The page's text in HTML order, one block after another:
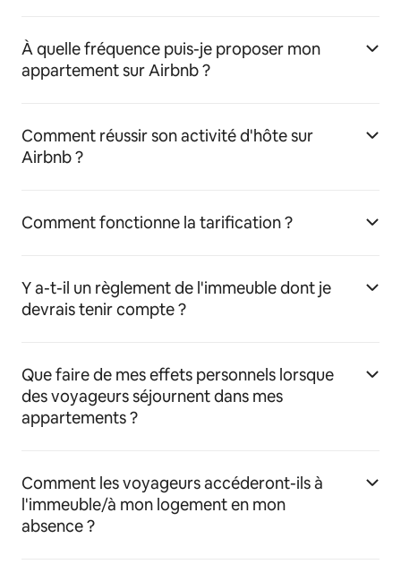
À quelle fréquence puis-je proposer mon
appartement sur Airbnb ?
Comment réussir son activité d'hôte sur
Airbnb ?
Comment fonctionne la tarification ?
Y a-t-il un règlement de l'immeuble dont je
devrais tenir compte ?
Que faire de mes effets personnels lorsque
des voyageurs séjournent dans mes
appartements ?
Comment les voyageurs accéderont-ils à
l'immeuble/à mon logement en mon
absence ?